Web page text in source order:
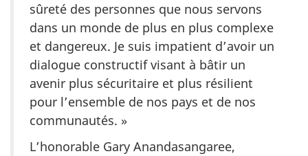
sûreté des personnes que nous servons
dans un monde de plus en plus complexe
et dangereux. Je suis impatient d’avoir un
dialogue constructif visant à bâtir un
avenir plus sécuritaire et plus résilient
pour l’ensemble de nos pays et de nos
communautés. »
L’honorable Gary Anandasangaree,